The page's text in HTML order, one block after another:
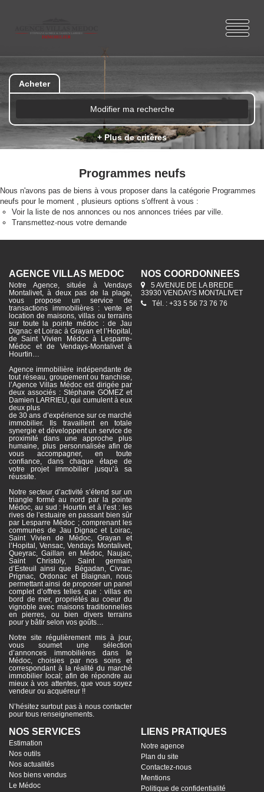
Acheter
Modifier ma recherche
+ Plus de critères
Programmes neufs
Nous n'avons pas de biens à vous proposer dans la catégorie Programmes
neufs pour le moment , plusieurs options s'offrent à vous :
Voir la liste de nos annonces ou nos annonces triées par ville.
Transmettez-nous votre demande
AGENCE VILLAS MÉDOC
Notre Agence, située à Vendays
Montalivet, à deux pas de la plage,
vous propose un service de
transactions immobilières : vente et
location de maisons, villas ou terrains
sur toute la pointe médoc : de Jau
Dignac et Loirac à Grayan et l’Hopital,
de Saint Vivien Médoc à Lesparre-
Médoc et de Vendays-Montalivet à
Hourtin…
Agence immobilière indépendante de
tout réseau, groupement ou franchise,
l’Agence Villas Médoc est dirigée par
deux associés : Stéphane GOMEZ et
Damien LARRIEU, qui cumulent à eux
deux plus
de 30 ans d’expérience sur ce marché
immobilier. Ils travaillent en totale
synergie et développent un service de
proximité dans une approche plus
humaine, plus personnalisée afin de
vous accompagner, en toute
confiance, dans chaque étape de
votre projet immobilier jusqu’à sa
réussite.
Notre secteur d’activité s’étend sur un
triangle formé au nord par la pointe
Médoc, au sud : Hourtin et à l’est : les
rives de l’estuaire en passant bien sûr
par Lesparre Médoc ; comprenant les
communes de Jau Dignac et Loirac,
Saint Vivien de Médoc, Grayan et
l’Hopital, Vensac, Vendays Montalivet,
Queyrac, Gaillan en Médoc, Naujac,
Saint Christoly, Saint germain
d’Esteuil ainsi que Bégadan, Civrac,
Prignac, Ordonac et Blaignan, nous
permettant ainsi de proposer un panel
complet d’offres telles que : villas en
bord de mer, propriétés au coeur du
vignoble avec maisons traditionnelles
en pierres, ou bien divers terrains
pour y bâtir selon vos goûts…
Notre site régulièrement mis à jour,
vous soumet une sélection
d’annonces immobilières dans le
Médoc, choisies par nos soins et
correspondant à la réalité du marché
immobilier local; afin de répondre au
mieux à vos attentes, que vous soyez
vendeur ou acquéreur !!
N’hésitez surtout pas à nous contacter
pour tous renseignements.
NOS COORDONNÉES
5 AVENUE DE LA BREDE
33930 VENDAYS MONTALIVET
Tél. : +33 5 56 73 76 76
NOS SERVICES
Estimation
Nos outils
Nos actualités
Nos biens vendus
Le Médoc
LIENS PRATIQUES
Notre agence
Plan du site
Contactez-nous
Mentions
Politique de confidentialité